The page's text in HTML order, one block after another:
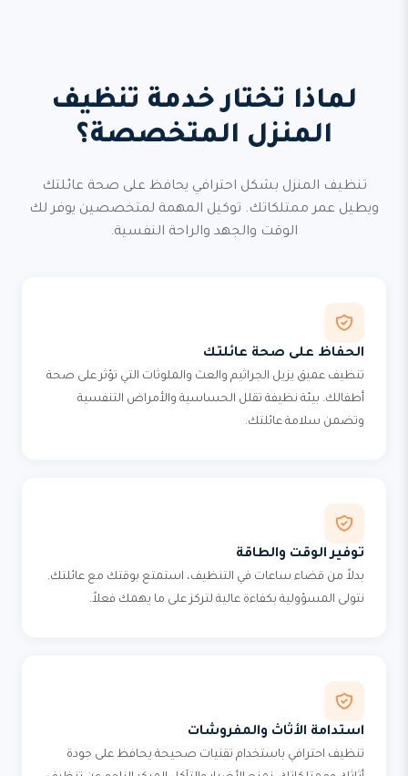
لماذا تختار خدمة تنظيف
المنزل المتخصصة؟
تنظيف المنزل بشكل احترافي يحافظ على صحة عائلتك
ويطيل عمر ممتلكاتك. توكيل المهمة لمتخصصين يوفر لك
الوقت والجهد والراحة النفسية.
الحفاظ على صحة عائلتك
تنظيف عميق يزيل الجراثيم والعث والملوثات التي تؤثر على صحة
أطفالك. بيئة نظيفة تقلل الحساسية والأمراض التنفسية
وتضمن سلامة عائلتك.
توفير الوقت والطاقة
بدلاً من قضاء ساعات في التنظيف، استمتع بوقتك مع عائلتك.
نتولى المسؤولية بكفاءة عالية لتركز على ما يهمك فعلاً.
استدامة الأثاث والمفروشات
تنظيف احترافي باستخدام تقنيات صحيحة يحافظ على جودة